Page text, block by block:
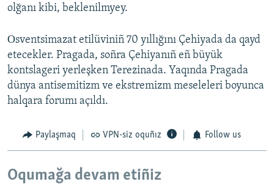
olğanı kibi, beklenilmyey.
Оsventsimazat etilüviniñ 70 yıllığını Çehiyada da qayd
etecekler. Pragada, soñra Çehiyanıñ eñ büyük
kontslageri yerleşken Terezinada. Yaqında Pragada
dünya antisemitizm ve ekstremizm meseleleri boyunca
halqara forumı açıldı.
Paylaşmaq VPN-siz oquñız Follow us
Oqumağa devam etiñiz